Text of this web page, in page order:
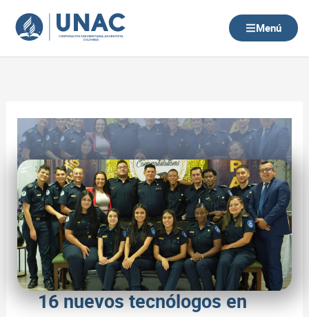
contenido
Menú
16 nuevos tecnólogos en